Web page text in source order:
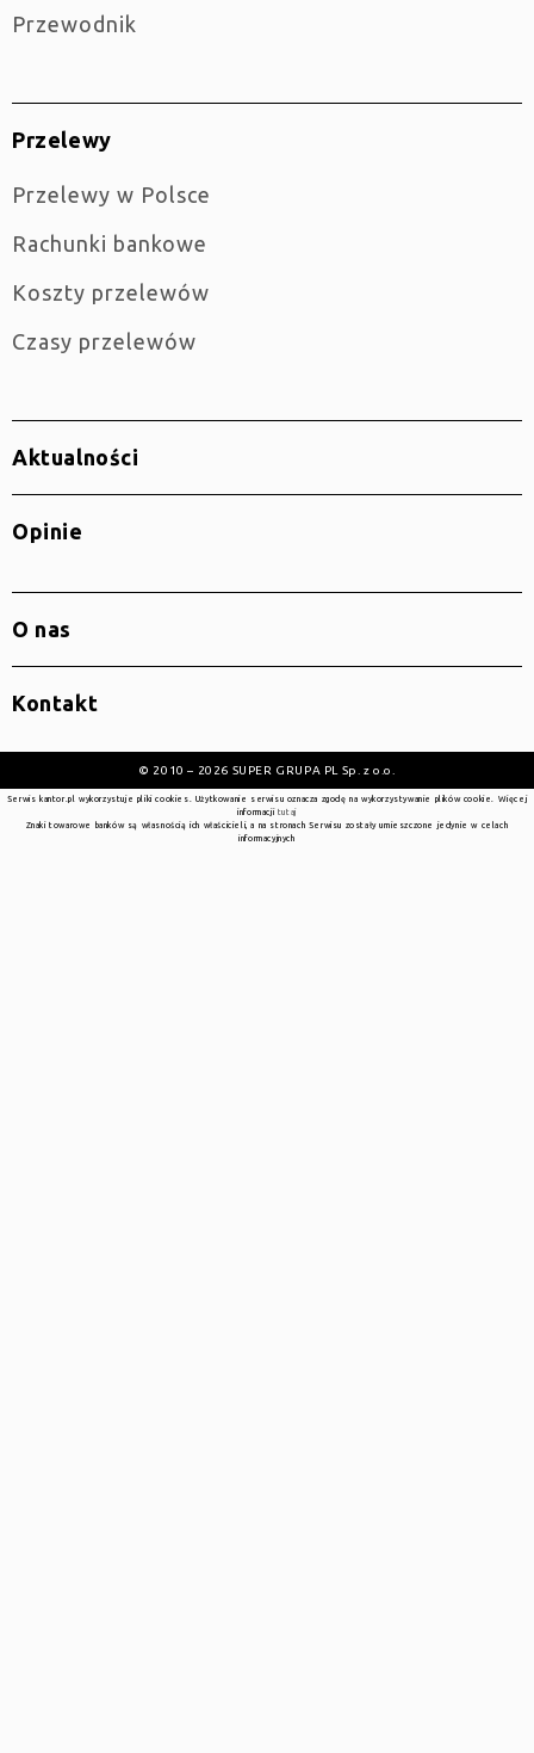
Przewodnik
Przelewy
Przelewy w Polsce
Rachunki bankowe
Koszty przelewów
Czasy przelewów
Aktualności
Opinie
O nas
Kontakt
© 2010 – 2026 SUPER GRUPA PL Sp. z o.o.
Serwis kantor.pl wykorzystuje pliki cookies. Użytkowanie serwisu oznacza zgodę na wykorzystywanie plików cookie. Więcej
informacji tutaj
Znaki towarowe banków są własnością ich właścicieli, a na stronach Serwisu zostały umieszczone jedynie w celach
informacyjnych